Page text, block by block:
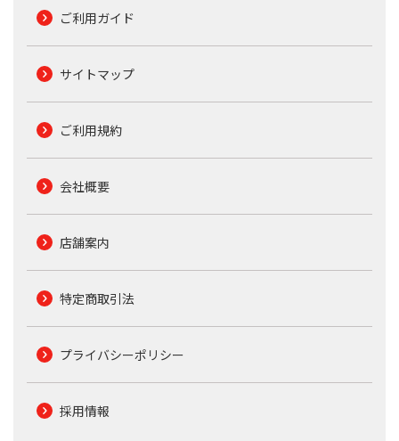
ご利用ガイド
サイトマップ
ご利用規約
会社概要
店舗案内
特定商取引法
プライバシーポリシー
採用情報